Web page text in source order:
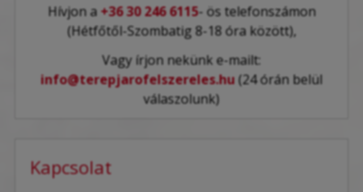
Hívjon a+36 30 246 6115- ös telefonszámon
(Hétfőtől-Szombatig 8-18 óra között),
Vagy írjon nekünk e-mailt:
info@terepjarofelszereles.hu(24 órán belül
válaszolunk)
Kapcsolat